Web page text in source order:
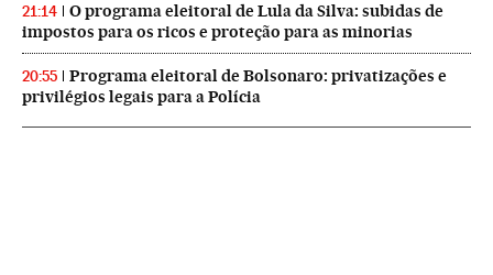
21:14
O programa eleitoral de Lula da Silva: subidas de
impostos para os ricos e proteção para as minorias
20:55
Programa eleitoral de Bolsonaro: privatizações e
privilégios legais para a Polícia